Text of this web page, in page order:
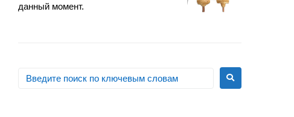
данный момент.